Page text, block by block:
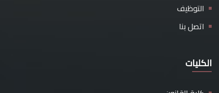
التوظيف
اتصل بنا
الكليات